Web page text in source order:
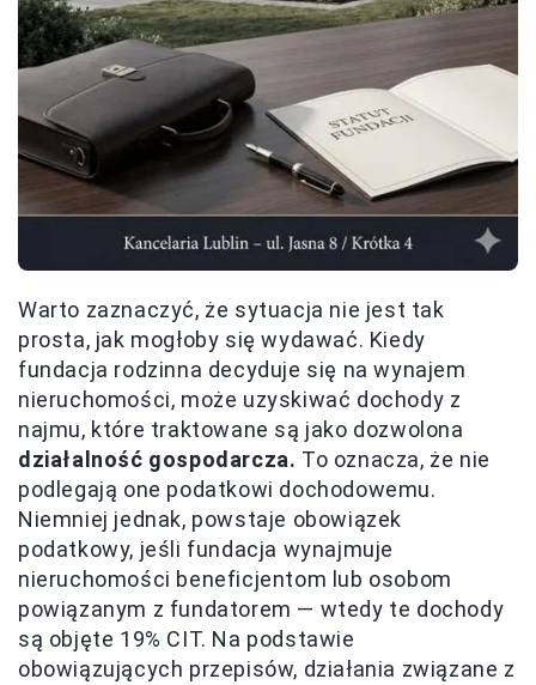
Warto zaznaczyć, że sytuacja nie jest tak
prosta, jak mogłoby się wydawać. Kiedy
fundacja rodzinna decyduje się na wynajem
nieruchomości, może uzyskiwać dochody z
najmu, które traktowane są jako dozwolona
działalność gospodarcza. To oznacza, że nie
podlegają one podatkowi dochodowemu.
Niemniej jednak, powstaje obowiązek
podatkowy, jeśli fundacja wynajmuje
nieruchomości beneficjentom lub osobom
powiązanym z fundatorem — wtedy te dochody
są objęte 19% CIT. Na podstawie
obowiązujących przepisów, działania związane z